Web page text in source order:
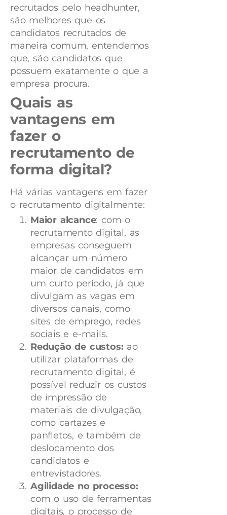
recrutados pelo headhunter,
são melhores que os
candidatos recrutados de
maneira comum, entendemos
que, são candidatos que
possuem exatamente o que a
empresa procura.
Quais as
vantagens em
fazer o
recrutamento de
forma digital?
Há várias vantagens em fazer
o recrutamento digitalmente:
Maior alcance: com o
recrutamento digital, as
empresas conseguem
alcançar um número
maior de candidatos em
um curto período, já que
divulgam as vagas em
diversos canais, como
sites de emprego, redes
sociais e e-mails.
Redução de custos: ao
utilizar plataformas de
recrutamento digital, é
possível reduzir os custos
de impressão de
materiais de divulgação,
como cartazes e
panfletos, e também de
deslocamento dos
candidatos e
entrevistadores.
Agilidade no processo:
com o uso de ferramentas
digitais, o processo de